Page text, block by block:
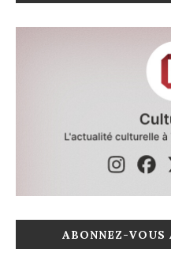
ABONNEZ-VOUS